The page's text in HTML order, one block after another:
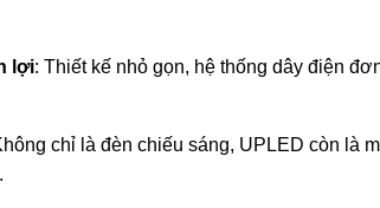
lợi: Thiết kế nhỏ gọn, hệ thống dây điện
chỉ là đèn chiếu sáng, UPLED còn là